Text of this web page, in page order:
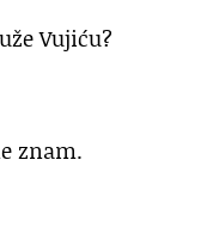
Vujiću?
znam.